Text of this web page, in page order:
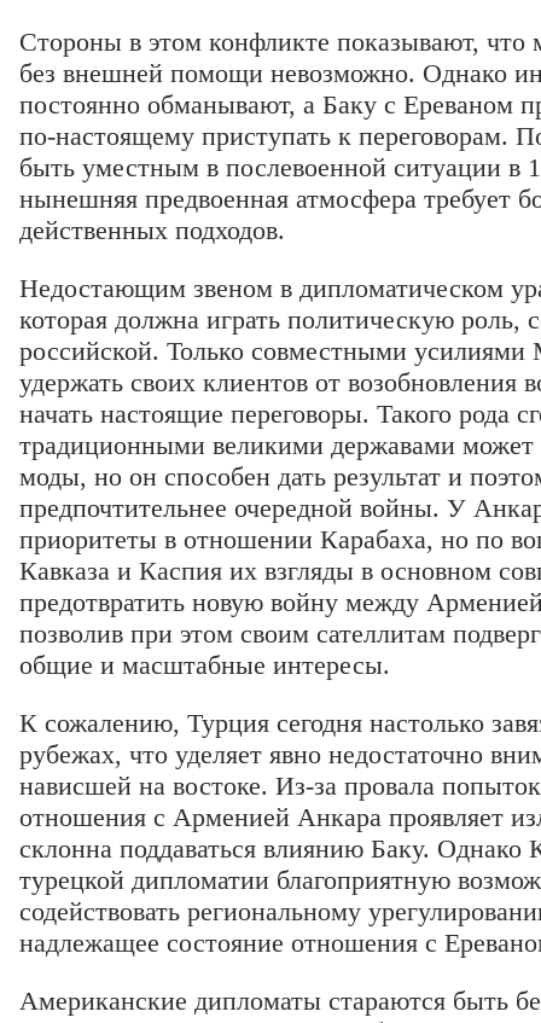
Стороны в этом конфликте показывают, что
без внешней помощи невозможно. Однако
постоянно обманывают, а Баку с Ереваном
по-настоящему приступать к переговорам.
быть уместным в послевоенной ситуации в
нынешняя предвоенная атмосфера требует
действенных подходов.
Недостающим звеном в дипломатическом
которая должна играть политическую роль,
российской. Только совместными
удержать своих клиентов от возобновления
начать настоящие переговоры. Такого рода
традиционными великими державами может
моды, но он способен дать результат и
предпочтительнее очередной войны. У
приоритеты в отношении Карабаха, но по
Кавказа и Каспия их взгляды в основном
предотвратить новую войну между
позволив при этом своим сателлитам
общие и масштабные интересы.
К сожалению, Турция сегодня настолько
рубежах, что уделяет явно недостаточно
нависшей на востоке. Из-за провала
отношения с Арменией Анкара проявляет
склонна поддаваться влиянию Баку. Однако
турецкой дипломатии благоприятную
содействовать региональному
надлежащее состояние отношения с
Американские дипломаты стараются быть